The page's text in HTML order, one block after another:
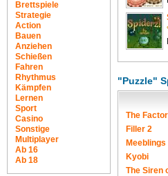
Brettspiele
Strategie
Action
Bauen
Anziehen
Schießen
Fahren
Rhythmus
Kämpfen
Lernen
Sport
Casino
Sonstige
Multiplayer
Ab 16
Ab 18
"Puzzle"
The
Filler 2
Meeblings
Kyobi
The Siren